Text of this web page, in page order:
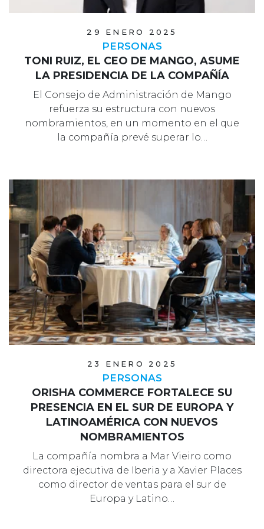
29 ENERO 2025
PERSONAS
TONI RUIZ, EL CEO DE MANGO, ASUME
LA PRESIDENCIA DE LA COMPAÑÍA
El Consejo de Administración de Mango
refuerza su estructura con nuevos
nombramientos, en un momento en el que
la compañía prevé superar lo…
23 ENERO 2025
PERSONAS
ORISHA COMMERCE FORTALECE SU
PRESENCIA EN EL SUR DE EUROPA Y
LATINOAMÉRICA CON NUEVOS
NOMBRAMIENTOS
La compañía nombra a Mar Vieiro como
directora ejecutiva de Iberia y a Xavier Places
como director de ventas para el sur de
Europa y Latino…